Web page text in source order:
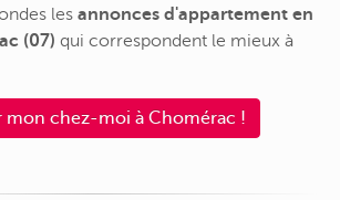
les annonces d'appartement en
(07) qui correspondent le mieux à
mon chez-moi à Chomérac !